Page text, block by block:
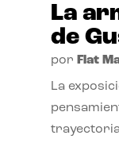
La
de
por Flat
La